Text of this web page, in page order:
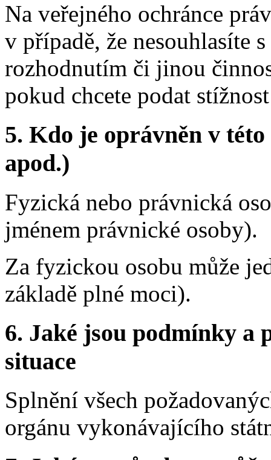
Na veřejného ochránce
v případě, že nesouhlasíte
rozhodnutím či jinou
pokud chcete podat
5. Kdo je oprávněn v
apod.)
Fyzická nebo právnická
jménem právnické osoby).
Za fyzickou osobu může
základě plné moci).
6. Jaké jsou podmínky a
situace
Splnění všech
orgánu vykonávajícího